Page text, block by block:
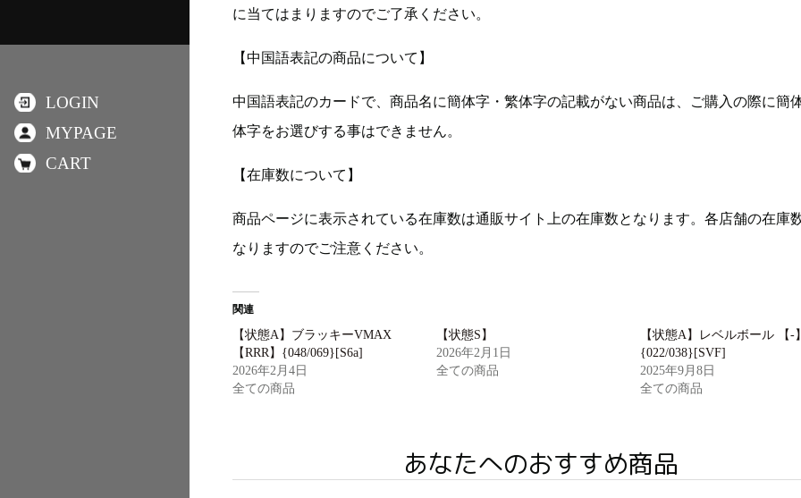
に当てはまりますのでご了承ください。
【中国語表記の商品について】
中国語表記のカードで、商品名に簡体字・繁体字の記載がない商品は、ご購入の際に簡
体字をお選びする事はできません。
【在庫数について】
商品ページに表示されている在庫数は通販サイト上の在庫数となります。各店舗の在庫
なりますのでご注意ください。
関連
【状態A】ブラッキーVMAX
【RRR】{048/069}[S6a]
2026年2月4日
全ての商品
【状態S】
2026年2月1日
全ての商品
【状態A】レベルボール 【-】
{022/038}[SVF]
2025年9月8日
全ての商品
あなたへのおすすめ商品
LOGIN
MYPAGE
CART